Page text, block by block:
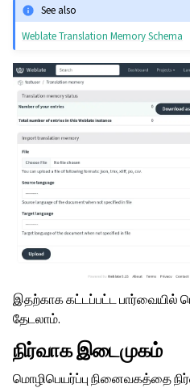
See also
Weblate Translation Memory Schema
இதற்காக கட்டப்பட்ட பார்வையில்
தேடலாம்.
நிர்வாக இடைமுகம்
மொழிபெயர்ப்பு நினைவகத்தை